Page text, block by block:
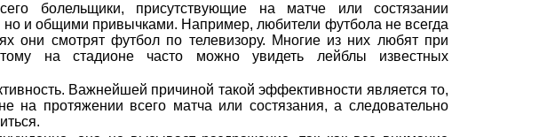
болельщики, присутствующие на матче или состязании
но и общими привычками. Например, любители футбола не всегда
они смотрят футбол по телевизору. Многие из них любят при
на стадионе часто можно увидеть лейблы известных
Важнейшей причиной такой эффективности является то,
на протяжении всего матча или состязания, а следовательно